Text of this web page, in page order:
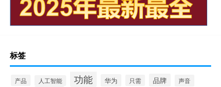
标签
产品 人工智能 功能 华为 只需 品牌 声音